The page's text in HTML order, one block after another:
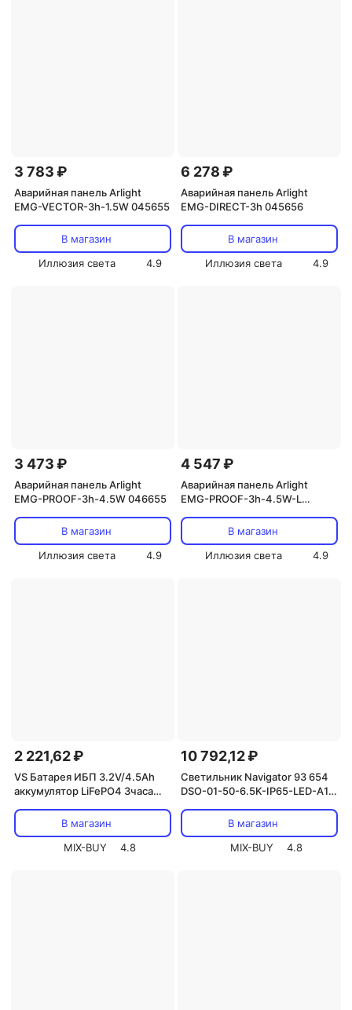
3 783 ₽
Аварийная панель Arlight
EMG-VECTOR-3h-1.5W 045655
В магазин
Иллюзия света
4.9
6 278 ₽
Аварийная панель Arlight
EMG-DIRECT-3h 045656
В магазин
Иллюзия света
4.9
3 473 ₽
Аварийная панель Arlight
EMG-PROOF-3h-4.5W 046655
В магазин
Иллюзия света
4.9
4 547 ₽
Аварийная панель Arlight
EMG-PROOF-3h-4.5W-L
В магазин
Иллюзия света
4.9
2 221,62 ₽
VS Батарея ИБП 3.2V/4.5Ah
аккумулятор LiFePO4 3часа
В магазин
MIX-BUY
4.8
10 792,12 ₽
Светильник Navigator 93 654
DSO-01-50-6.5K-IP65-LED-A1,
В магазин
MIX-BUY
4.8